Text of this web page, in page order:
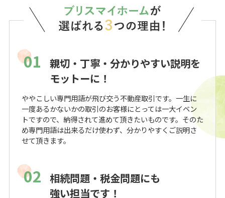
01
親切・丁寧・分かりやすい説明を
モットーに！
ややこしい専門用語が飛び交う不動産取引です。一生に
一度あるかないかの取引のお客様にとっては一大イベン
トですので、納得されて進めて頂きたいものです。そのた
め専門用語は出来るだけ使わず、分かりやすくご説明さ
せて頂きます。
02 相続問題・税金問題にも
強い担当です！